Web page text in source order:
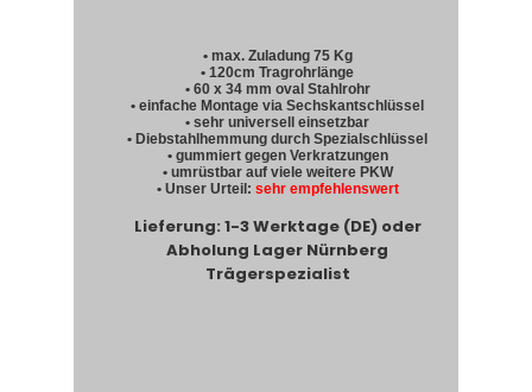
• max. Zuladung 75 Kg
• 120cm Tragrohrlänge
• 60 x 34 mm oval Stahlrohr
• einfache Montage via Sechskantschlüssel
• sehr universell einsetzbar
• Diebstahlhemmung durch Spezialschlüssel
• gummiert gegen Verkratzungen
• umrüstbar auf viele weitere PKW
• Unser Urteil: sehr empfehlenswert
Lieferung: 1-3 Werktage (DE) oder
Abholung Lager Nürnberg
Trägerspezialist